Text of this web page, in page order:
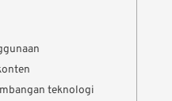
teknologi